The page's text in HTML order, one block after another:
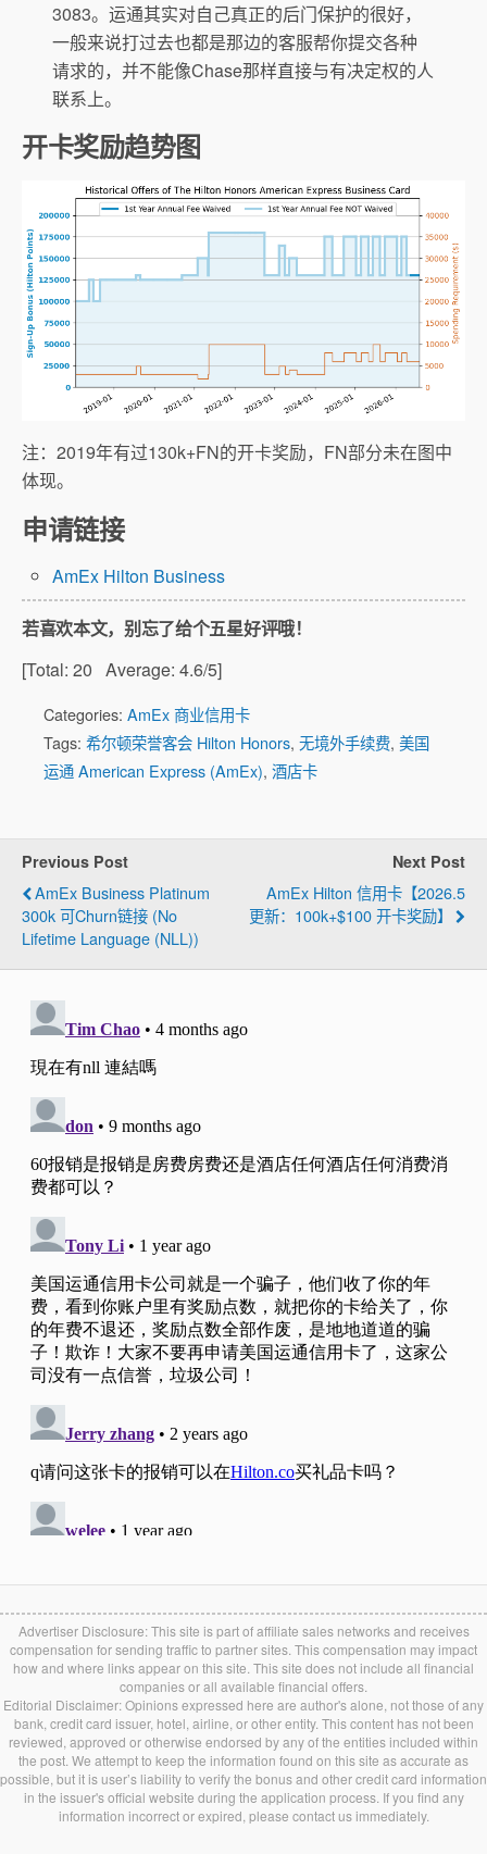
Hilton Gold
Hilton
Diamond
AmEx Offer
3083。运通其实对自己真正的后门保护的很好，
一般来说打过去也都是那边的客服帮你提交各种
请求的，并不能像Chase那样直接与有决定权的人
联系上。
开卡奖励趋势图
注：2019年有过130k+FN的开卡奖励，FN部分未在图中
体现。
申请链接
AmEx Hilton Business
若喜欢本文，别忘了给个五星好评哦！
[Total: 20 Average: 4.6/5]
Categories: AmEx 商业信用卡
Tags: 希尔顿荣誉客会 Hilton Honors, 无境外手续费, 美国
运通 American Express (AmEx), 酒店卡
Previous Post
AmEx Business Platinum
300k 可Churn链接 (No
Lifetime Language (NLL))
Next Post
AmEx Hilton 信用卡【2026.5
更新：100k+$100 开卡奖励】
Advertiser Disclosure: This site is part of affiliate sales networks and receives
compensation for sending traffic to partner sites. This compensation may impact
how and where links appear on this site. This site does not include all financial
companies or all available financial offers.
Editorial Disclaimer: Opinions expressed here are author's alone, not those of any
bank, credit card issuer, hotel, airline, or other entity. This content has not been
reviewed, approved or otherwise endorsed by any of the entities included within
the post. We attempt to keep the information found on this site as accurate as
possible, but it is user’s liability to verify the bonus and other credit card information
in the issuer's official website during the application process. If you find any
information incorrect or expired, please contact us immediately.